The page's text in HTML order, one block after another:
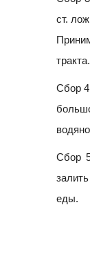
ст.
тракта.
Сбор
Сбор
еды.